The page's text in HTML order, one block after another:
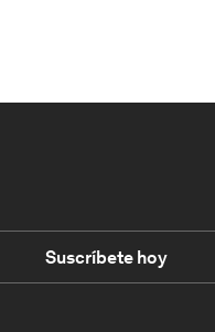
Suscríbete hoy